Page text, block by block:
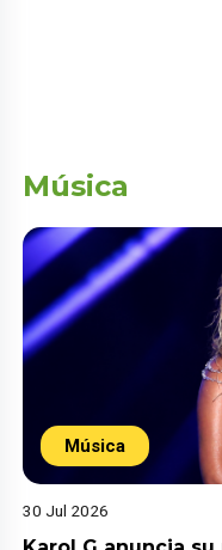
Música
Música
30 Jul 2026